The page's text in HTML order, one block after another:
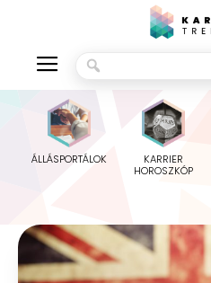
ÁLLÁSPORTÁLOK
KARRIER
HOROSZKÓP